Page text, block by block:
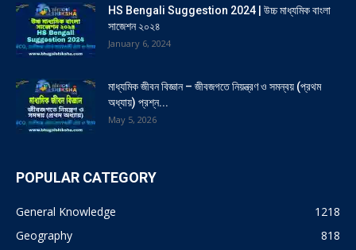
HS Bengali Suggestion 2024 | উচ্চ মাধ্যমিক বাংলা
সাজেশন ২০২৪
January 6, 2024
মাধ্যমিক জীবন বিজ্ঞান – জীবজগতে নিয়ন্ত্রণ ও সমন্বয় (প্রথম
অধ্যায়) প্রশ্ন...
May 5, 2026
POPULAR CATEGORY
General Knowledge
1218
Geography
818